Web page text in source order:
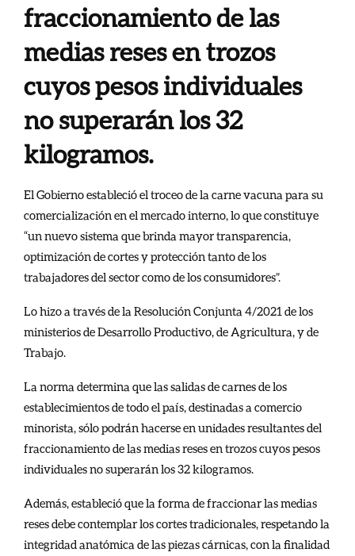
fraccionamiento de las
medias reses en trozos
cuyos pesos individuales
no superarán los 32
kilogramos.
El Gobierno estableció el troceo de la carne vacuna para su
comercialización en el mercado interno, lo que constituye
“un nuevo sistema que brinda mayor transparencia,
optimización de cortes y protección tanto de los
trabajadores del sector como de los consumidores”.
Lo hizo a través de la Resolución Conjunta 4/2021 de los
ministerios de Desarrollo Productivo, de Agricultura, y de
Trabajo.
La norma determina que las salidas de carnes de los
establecimientos de todo el país, destinadas a comercio
minorista, sólo podrán hacerse en unidades resultantes del
fraccionamiento de las medias reses en trozos cuyos pesos
individuales no superarán los 32 kilogramos.
Además, estableció que la forma de fraccionar las medias
reses debe contemplar los cortes tradicionales, respetando la
integridad anatómica de las piezas cárnicas, con la finalidad